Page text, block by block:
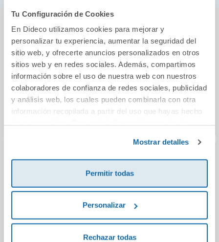
Tu Configuración de Cookies
En Dideco utilizamos cookies para mejorar y
personalizar tu experiencia, aumentar la seguridad del
sitio web, y ofrecerte anuncios personalizados en otros
sitios web y en redes sociales. Además, compartimos
información sobre el uso de nuestra web con nuestros
colaboradores de confianza de redes sociales, publicidad
y análisis web, los cuales pueden combinarla con otra
información recopilada a partir del uso que hayas hecho
Mostrar detalles
Permitir todas
Personalizar
Rechazar todas
También podría gustarte...
Comprar
3,95€
Comprar